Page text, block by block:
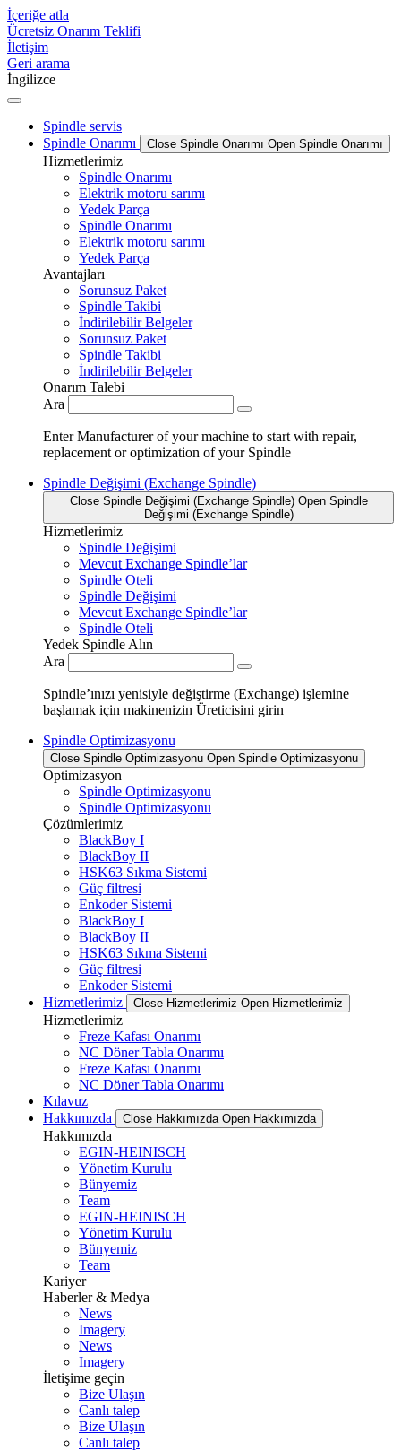
İçeriğe atla
Ücretsiz Onarım Teklifi
İletişim
Geri arama
İngilizce
Spindle servis
Spindle Onarımı
Close Spindle Onarımı Open Spindle Onarımı
Hizmetlerimiz
Spindle Onarımı
Elektrik motoru sarımı
Yedek Parça
Spindle Onarımı
Elektrik motoru sarımı
Yedek Parça
Avantajları
Sorunsuz Paket
Spindle Takibi
İndirilebilir Belgeler
Sorunsuz Paket
Spindle Takibi
İndirilebilir Belgeler
Onarım Talebi
Ara
Enter Manufacturer of your machine to start with repair,
replacement or optimization of your Spindle
Spindle Değişimi (Exchange Spindle)
Close Spindle Değişimi (Exchange Spindle) Open Spindle
Değişimi (Exchange Spindle)
Hizmetlerimiz
Spindle Değişimi
Mevcut Exchange Spindle’lar
Spindle Oteli
Spindle Değişimi
Mevcut Exchange Spindle’lar
Spindle Oteli
Yedek Spindle Alın
Ara
Spindle’ınızı yenisiyle değiştirme (Exchange) işlemine
başlamak için makinenizin Üreticisini girin
Spindle Optimizasyonu
Close Spindle Optimizasyonu Open Spindle Optimizasyonu
Optimizasyon
Spindle Optimizasyonu
Spindle Optimizasyonu
Çözümlerimiz
BlackBoy I
BlackBoy II
HSK63 Sıkma Sistemi
Güç filtresi
Enkoder Sistemi
BlackBoy I
BlackBoy II
HSK63 Sıkma Sistemi
Güç filtresi
Enkoder Sistemi
Hizmetlerimiz
Close Hizmetlerimiz Open Hizmetlerimiz
Hizmetlerimiz
Freze Kafası Onarımı
NC Döner Tabla Onarımı
Freze Kafası Onarımı
NC Döner Tabla Onarımı
Kılavuz
Hakkımızda
Close Hakkımızda Open Hakkımızda
Hakkımızda
EGIN-HEINISCH
Yönetim Kurulu
Bünyemiz
Team
EGIN-HEINISCH
Yönetim Kurulu
Bünyemiz
Team
Kariyer
Haberler & Medya
News
Imagery
News
Imagery
İletişime geçin
Bize Ulaşın
Canlı talep
Bize Ulaşın
Canlı talep